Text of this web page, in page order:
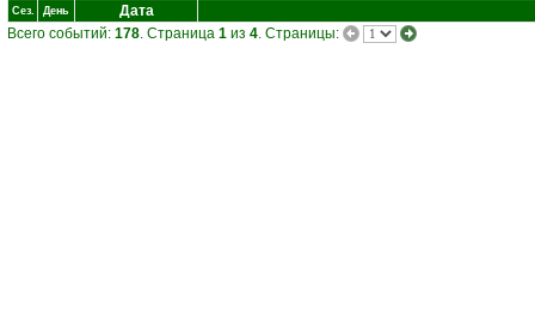
Сез. День
Дата
Всего событий: 178. Страница 1 из 4. Страницы: